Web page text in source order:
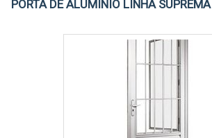
PORTA DE ALUMÍNIO LINHA SUPREMA